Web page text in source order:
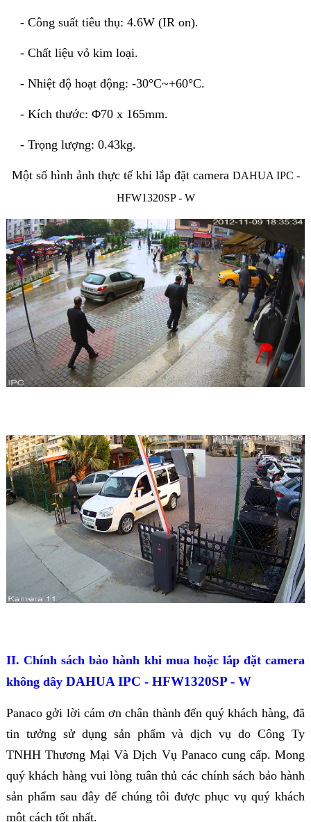
- Công suất tiêu thụ: 4.6W (IR on).
- Chất liệu vỏ kim loại.
- Nhiệt độ hoạt động: -30°C~+60°C.
- Kích thước: Φ70 x 165mm.
- Trọng lượng: 0.43kg.
Một số hình ảnh thực tế khi lắp đặt camera DAHUA IPC -
HFW1320SP - W
II. Chính sách bảo hành khi mua hoặc lắp đặt camera
không dây DAHUA IPC - HFW1320SP - W
Panaco gởi lời cám ơn chân thành đến quý khách hàng, đã
tin tưởng sử dụng sản phẩm và dịch vụ do Công Ty
TNHH Thương Mại Và Dịch Vụ Panaco cung cấp. Mong
quý khách hàng vui lòng tuân thủ các chính sách bảo hành
sản phẩm sau đây để chúng tôi được phục vụ quý khách
một cách tốt nhất.